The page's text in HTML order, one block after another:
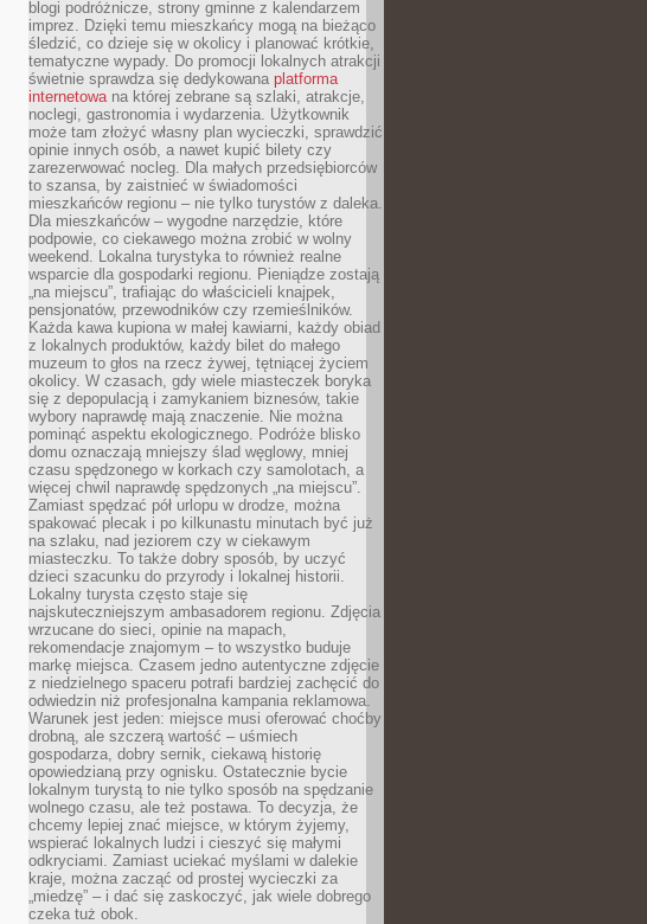
blogi podróżnicze, strony gminne z kalendarzem
imprez. Dzięki temu mieszkańcy mogą na bieżąco
śledzić, co dzieje się w okolicy i planować krótkie,
tematyczne wypady. Do promocji lokalnych atrakcji
świetnie sprawdza się dedykowana platforma
internetowana której zebrane są szlaki, atrakcje,
noclegi, gastronomia i wydarzenia. Użytkownik
może tam złożyć własny plan wycieczki, sprawdzić
opinie innych osób, a nawet kupić bilety czy
zarezerwować nocleg. Dla małych przedsiębiorców
to szansa, by zaistnieć w świadomości
mieszkańców regionu – nie tylko turystów z daleka.
Dla mieszkańców – wygodne narzędzie, które
podpowie, co ciekawego można zrobić w wolny
weekend. Lokalna turystyka to również realne
wsparcie dla gospodarki regionu. Pieniądze zostają
„na miejscu”, trafiając do właścicieli knajpek,
pensjonatów, przewodników czy rzemieślników.
Każda kawa kupiona w małej kawiarni, każdy obiad
z lokalnych produktów, każdy bilet do małego
muzeum to głos na rzecz żywej, tętniącej życiem
okolicy. W czasach, gdy wiele miasteczek boryka
się z depopulacją i zamykaniem biznesów, takie
wybory naprawdę mają znaczenie. Nie można
pominąć aspektu ekologicznego. Podróże blisko
domu oznaczają mniejszy ślad węglowy, mniej
czasu spędzonego w korkach czy samolotach, a
więcej chwil naprawdę spędzonych „na miejscu”.
Zamiast spędzać pół urlopu w drodze, można
spakować plecak i po kilkunastu minutach być już
na szlaku, nad jeziorem czy w ciekawym
miasteczku. To także dobry sposób, by uczyć
dzieci szacunku do przyrody i lokalnej historii.
Lokalny turysta często staje się
najskuteczniejszym ambasadorem regionu. Zdjęcia
wrzucane do sieci, opinie na mapach,
rekomendacje znajomym – to wszystko buduje
markę miejsca. Czasem jedno autentyczne zdjęcie
z niedzielnego spaceru potrafi bardziej zachęcić do
odwiedzin niż profesjonalna kampania reklamowa.
Warunek jest jeden: miejsce musi oferować choćby
drobną, ale szczerą wartość – uśmiech
gospodarza, dobry sernik, ciekawą historię
opowiedzianą przy ognisku. Ostatecznie bycie
lokalnym turystą to nie tylko sposób na spędzanie
wolnego czasu, ale też postawa. To decyzja, że
chcemy lepiej znać miejsce, w którym żyjemy,
wspierać lokalnych ludzi i cieszyć się małymi
odkryciami. Zamiast uciekać myślami w dalekie
kraje, można zacząć od prostej wycieczki za
„miedzę” – i dać się zaskoczyć, jak wiele dobrego
czeka tuż obok.